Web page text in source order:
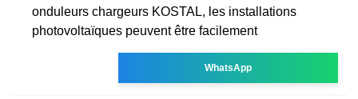
onduleurs chargeurs KOSTAL, les installations
photovoltaïques peuvent être facilement
WhatsApp